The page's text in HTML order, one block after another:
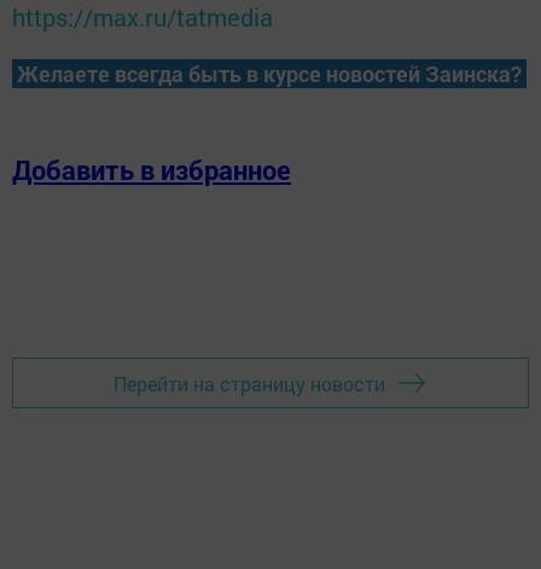
https://max.ru/tatmedia
Желаете всегда быть в курсе новостей Заинска?
Добавить в избранное
Перейти на страницу новости